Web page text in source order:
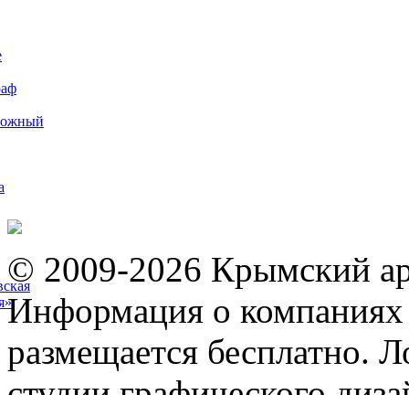
© 2009-2026 Крымский
Информация о компаниях
размещается бесплатно.